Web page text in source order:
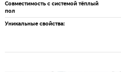
Совместимость с системой тёплый
пол
Уникальные свойства: